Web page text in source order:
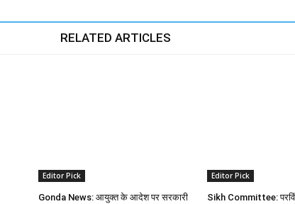
RELATED ARTICLES
Editor Pick
Gonda News: आयुक्त के आदेश पर सरकारी
Editor Pick
Sikh Committee: